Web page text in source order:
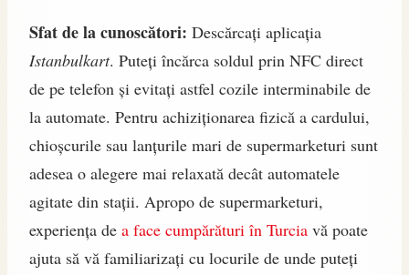
Sfat de la cunoscători: Descărcați aplicația
Istanbulkart. Puteți încărca soldul prin NFC direct
de pe telefon și evitați astfel cozile interminabile de
la automate. Pentru achiziționarea fizică a cardului,
chioșcurile sau lanțurile mari de supermarketuri sunt
adesea o alegere mai relaxată decât automatele
agitate din stații. Apropo de supermarketuri,
experiența de a face cumpărături în Turcia vă poate
ajuta să vă familiarizați cu locurile de unde puteți